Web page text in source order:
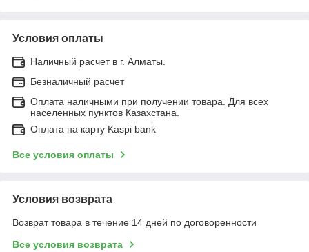
Условия оплаты
Наличный расчет в г. Алматы.
Безналичный расчет
Оплата наличными при получении товара. Для всех
населенных пунктов Казахстана.
Оплата на карту Kaspi bank
Все условия оплаты
Условия возврата
Возврат товара в течение 14 дней по договоренности
Все условия возврата